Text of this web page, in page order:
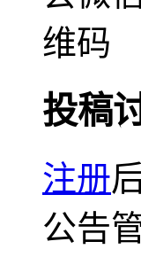
投稿
注册
公告